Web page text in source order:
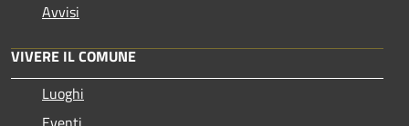
Avvisi
VIVERE IL COMUNE
Luoghi